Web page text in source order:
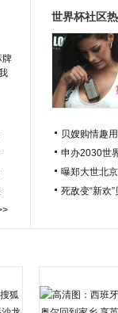
牌
世界杯社区
贝嫂购情趣
申办2030世
曝郑大世北
死敌变“新欢